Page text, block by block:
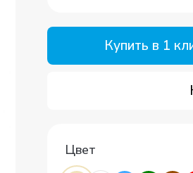
Купить в 1
Цвет